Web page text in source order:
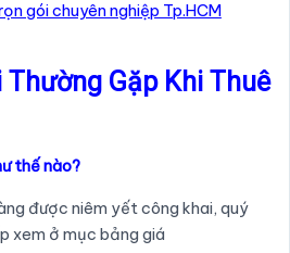
gói chuyên nghiệp Tp.HCM
Thường Gặp Khi Thuê
thế nào?
được niêm yết công khai, quý
xem ở mục bảng giá